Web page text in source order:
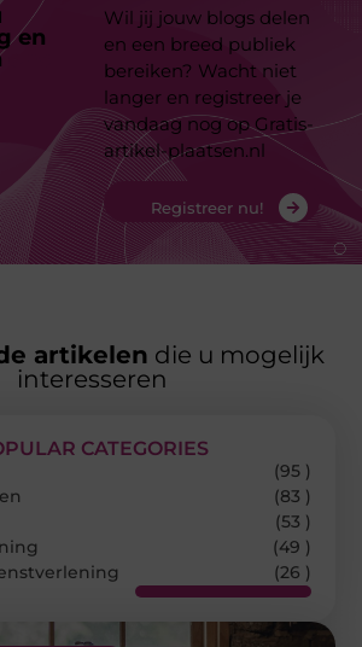
en
Wil jij jouw blogs delen
en een breed publiek
bereiken? Wacht niet
langer en registreer je
vandaag nog op Gratis-
artikel-plaatsen.nl
Registreer nu!
artikelen die u mogelijk
interesseren
CATEGORIES
(95 )
(83 )
(53 )
(49 )
(26 )